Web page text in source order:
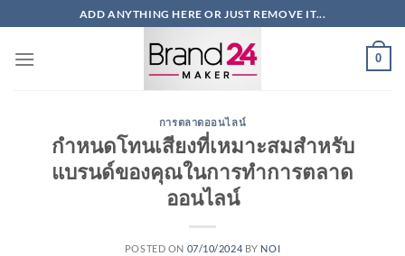
ไป
ADD ANYTHING HERE OR JUST REMOVE IT...
0
การตลาดออนไลน์
กำหนดโทนเสียงที่เหมาะสมสำหรับ
แบรนด์ของคุณในการทำการตลาด
ออนไลน์
POSTED ON 07/10/2024 BY NOI